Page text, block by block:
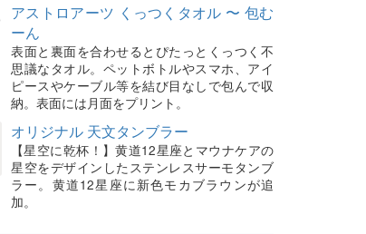
アストロアーツ くっつくタオル 〜 包む
ーん
表面と裏面を合わせるとぴたっとくっつく不
思議なタオル。ペットボトルやスマホ、アイ
ピースやケーブル等を結び目なしで包んで収
納。表面には月面をプリント。
オリジナル 天文タンブラー
【星空に乾杯！】黄道12星座とマウナケアの
星空をデザインしたステンレスサーモタンブ
ラー。黄道12星座に新色モカブラウンが追
加。